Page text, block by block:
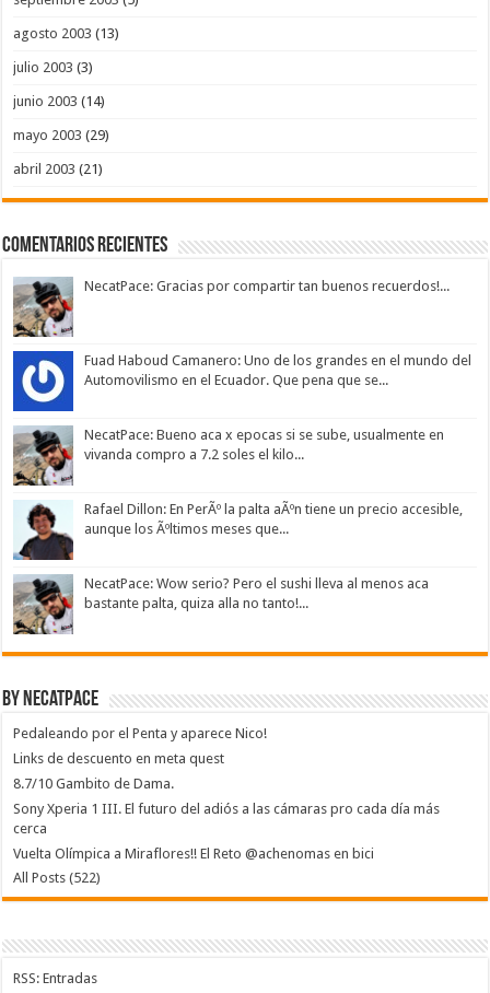
agosto 2003 (13)
julio 2003 (3)
junio 2003 (14)
mayo 2003 (29)
abril 2003 (21)
Comentarios Recientes
NecatPace: Gracias por compartir tan buenos recuerdos!...
Fuad Haboud Camanero: Uno de los grandes en el mundo del
Automovilismo en el Ecuador. Que pena que se...
NecatPace: Bueno aca x epocas si se sube, usualmente en
vivanda compro a 7.2 soles el kilo...
Rafael Dillon: En PerÃº la palta aÃºn tiene un precio accesible,
aunque los Ãºltimos meses que...
NecatPace: Wow serio? Pero el sushi lleva al menos aca
bastante palta, quiza alla no tanto!...
By NecatPace
Pedaleando por el Penta y aparece Nico!
Links de descuento en meta quest
8.7/10 Gambito de Dama.
Sony Xperia 1 III. El futuro del adiós a las cámaras pro cada día más
cerca
Vuelta Olímpica a Miraflores!! El Reto @achenomas en bici
All Posts (522)
RSS: Entradas